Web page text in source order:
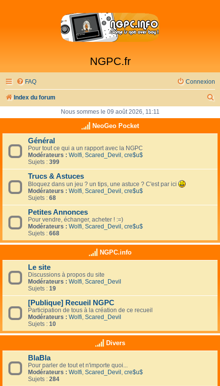
NGPC.fr
FAQ Connexion
Index du forum
h
Nous sommes le 09 août 2026, 11:11
NeoGeo Pocket
Général
Pour tout ce qui a un rapport avec la NGPC
Modérateurs : Wolfi, Scared_Devil , cre$u$
Sujets : 399
Trucs & Astuces
Bloquez dans un jeu ? un tips, une astuce ? C'est par ici
Modérateurs : Wolfi, Scared_Devil , cre$u$
Sujets : 68
Petites Annonces
Pour vendre, échanger, acheter ! :=)
Modérateurs : Wolfi, Scared_Devil , cre$u$
Sujets : 668
NGPC.info
Le site
Discussions à propos du site
Modérateurs : Wolfi, Scared_Devil
Sujets : 19
[Publique] Recueil NGPC
Participation de tous à la création de ce recueil
Modérateurs : Wolfi, Scared_Devil
Sujets : 10
Divers
BlaBla
Pour parler de tout et n'importe quoi...
Modérateurs : Wolfi, Scared_Devil, cre$u$
Sujets : 284